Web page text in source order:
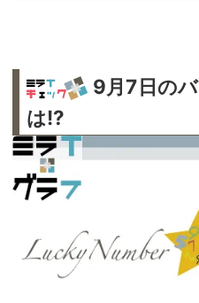
9月7日の
は!?